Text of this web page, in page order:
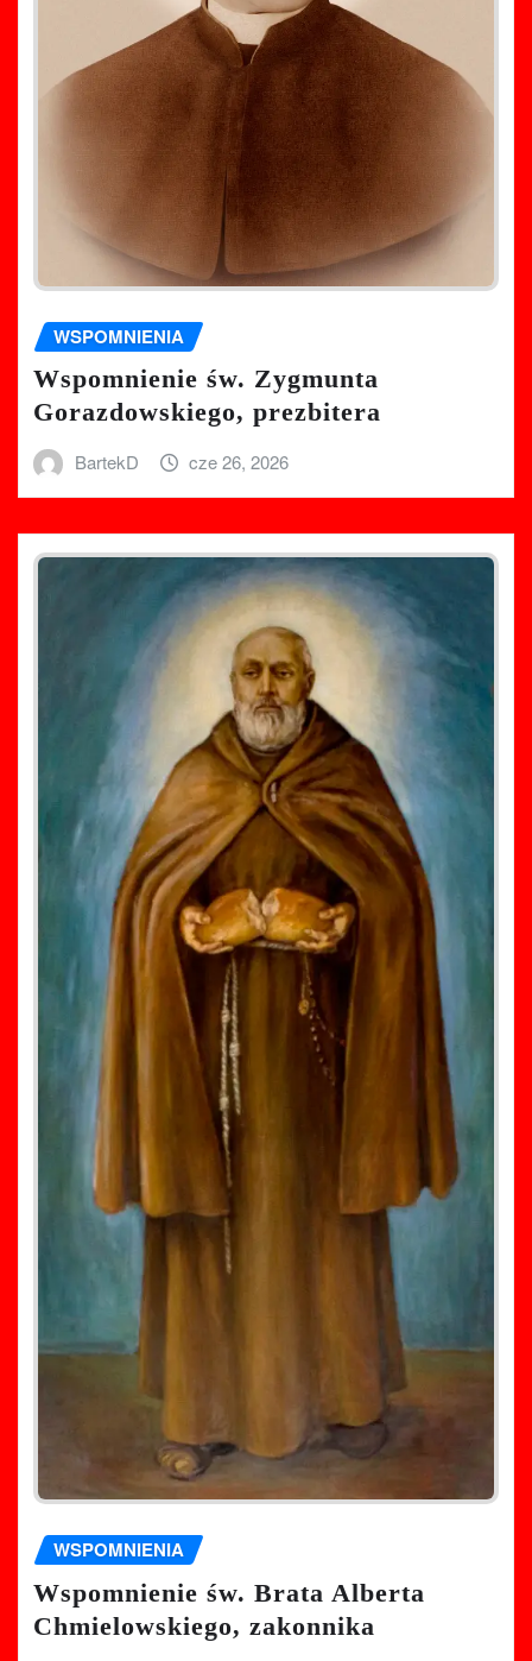
WSPOMNIENIA
Wspomnienie św. Zygmunta
Gorazdowskiego, prezbitera
BartekD cze 26, 2026
WSPOMNIENIA
Wspomnienie św. Brata Alberta
Chmielowskiego, zakonnika